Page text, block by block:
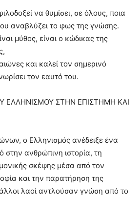
να θυμίσει, σε όλους, ποια
αναβλύζει το φως της γνώσης.
μύθος, είναι ο κώδικας της
και καλεί τον σημερινό
τον εαυτό του.
ΕΛΛΗΝΙΣΜΟΥ ΣΤΗΝ ΕΠΙΣΤΗΜΗ ΚΑΙ
ο Ελληνισμός ανέδειξε ένα
στην ανθρώπινη ιστορία, τη
σκέψης μέσα από τον
και την παρατήρηση της
λαοί αντλούσαν γνώση από το